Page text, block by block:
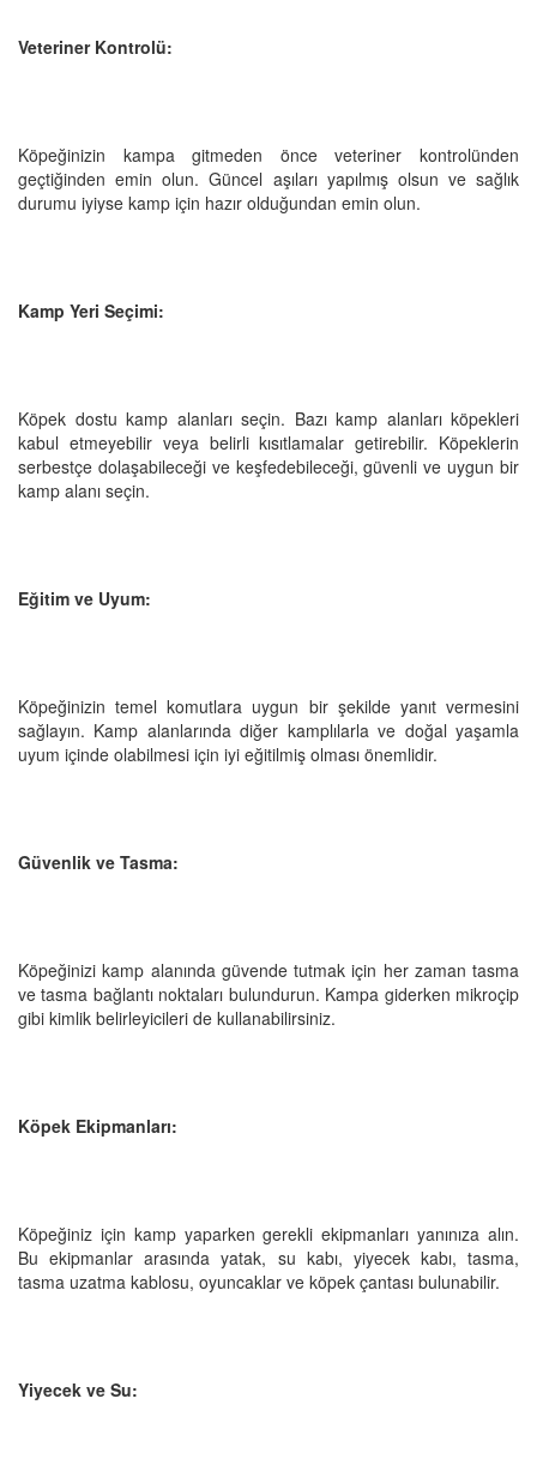
Veteriner Kontrolü:
Köpeğinizin kampa gitmeden önce veteriner kontrolünden
geçtiğinden emin olun. Güncel aşıları yapılmış olsun ve sağlık
durumu iyiyse kamp için hazır olduğundan emin olun.
Kamp Yeri Seçimi:
Köpek dostu kamp alanları seçin. Bazı kamp alanları köpekleri
kabul etmeyebilir veya belirli kısıtlamalar getirebilir. Köpeklerin
serbestçe dolaşabileceği ve keşfedebileceği, güvenli ve uygun bir
kamp alanı seçin.
Eğitim ve Uyum:
Köpeğinizin temel komutlara uygun bir şekilde yanıt vermesini
sağlayın. Kamp alanlarında diğer kamplılarla ve doğal yaşamla
uyum içinde olabilmesi için iyi eğitilmiş olması önemlidir.
Güvenlik ve Tasma:
Köpeğinizi kamp alanında güvende tutmak için her zaman tasma
ve tasma bağlantı noktaları bulundurun. Kampa giderken mikroçip
gibi kimlik belirleyicileri de kullanabilirsiniz.
Köpek Ekipmanları:
Köpeğiniz için kamp yaparken gerekli ekipmanları yanınıza alın.
Bu ekipmanlar arasında yatak, su kabı, yiyecek kabı, tasma,
tasma uzatma kablosu, oyuncaklar ve köpek çantası bulunabilir.
Yiyecek ve Su: